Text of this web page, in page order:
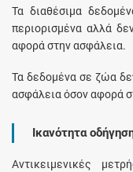
Τα διαθέσιμα
περιορισμένα αλλά
αφορά στην ασφάλεια.
Τα δεδομένα σε ζώα
ασφάλεια όσον αφορά
Ικανότητα
Αντικειμενικές